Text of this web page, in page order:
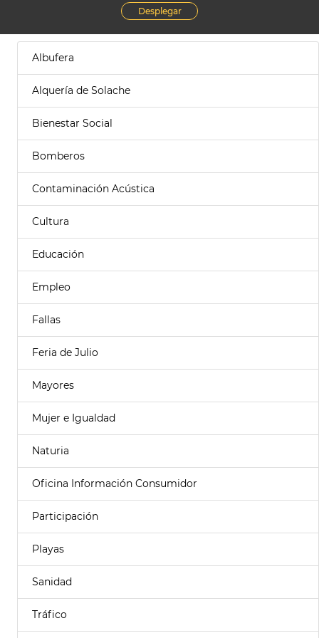
Desplegar
Albufera
Alquería de Solache
Bienestar Social
Bomberos
Contaminación Acústica
Cultura
Educación
Empleo
Fallas
Feria de Julio
Mayores
Mujer e Igualdad
Naturia
Oficina Información Consumidor
Participación
Playas
Sanidad
Tráfico